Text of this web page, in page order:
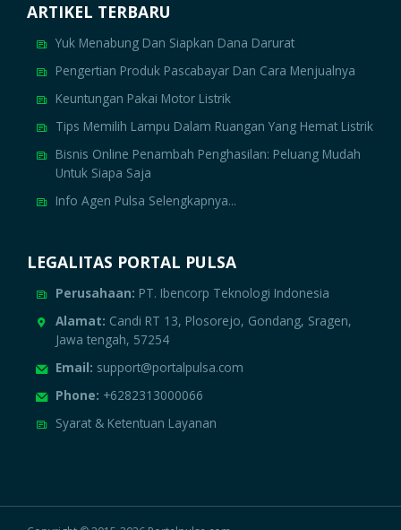
ARTIKEL TERBARU
Yuk Menabung Dan Siapkan Dana Darurat
Pengertian Produk Pascabayar Dan Cara Menjualnya
Keuntungan Pakai Motor Listrik
Tips Memilih Lampu Dalam Ruangan Yang Hemat Listrik
Bisnis Online Penambah Penghasilan: Peluang Mudah
Untuk Siapa Saja
Info Agen Pulsa Selengkapnya...
LEGALITAS PORTAL PULSA
Perusahaan: PT. Ibencorp Teknologi Indonesia
Alamat: Candi RT 13, Plosorejo, Gondang, Sragen,
Jawa tengah, 57254
Email: support@portalpulsa.com
Phone: +6282313000066
Syarat & Ketentuan Layanan